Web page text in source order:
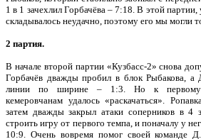
1 в 1 зачехлил Горбачёва – 7:18. В этой
складывалось неудачно, поэтому его мы могли
2 партия.
В начале второй партии «Кузбасс-2» снова
Горбачёв дважды пробил в блок Рыбакова, а
линии по ширине – 1:3. Но к первому
кемеровчанам удалось «раскачаться».
затем дважды закрыл атаки соперников в
строить игру от первого темпа, и поначалу у
10:9. Очень вовремя помог своей команде